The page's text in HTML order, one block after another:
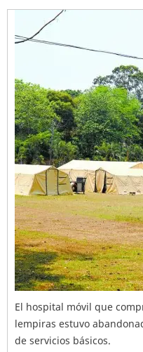
El hospital móvil que
lempiras estuvo
de servicios básicos.